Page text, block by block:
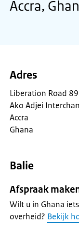
Accra,
Adres
Liberation Road 89
Ako Adjei
Accra
Ghana
Balie
Afspraak
Wilt u in Ghana
overheid? Bekijk